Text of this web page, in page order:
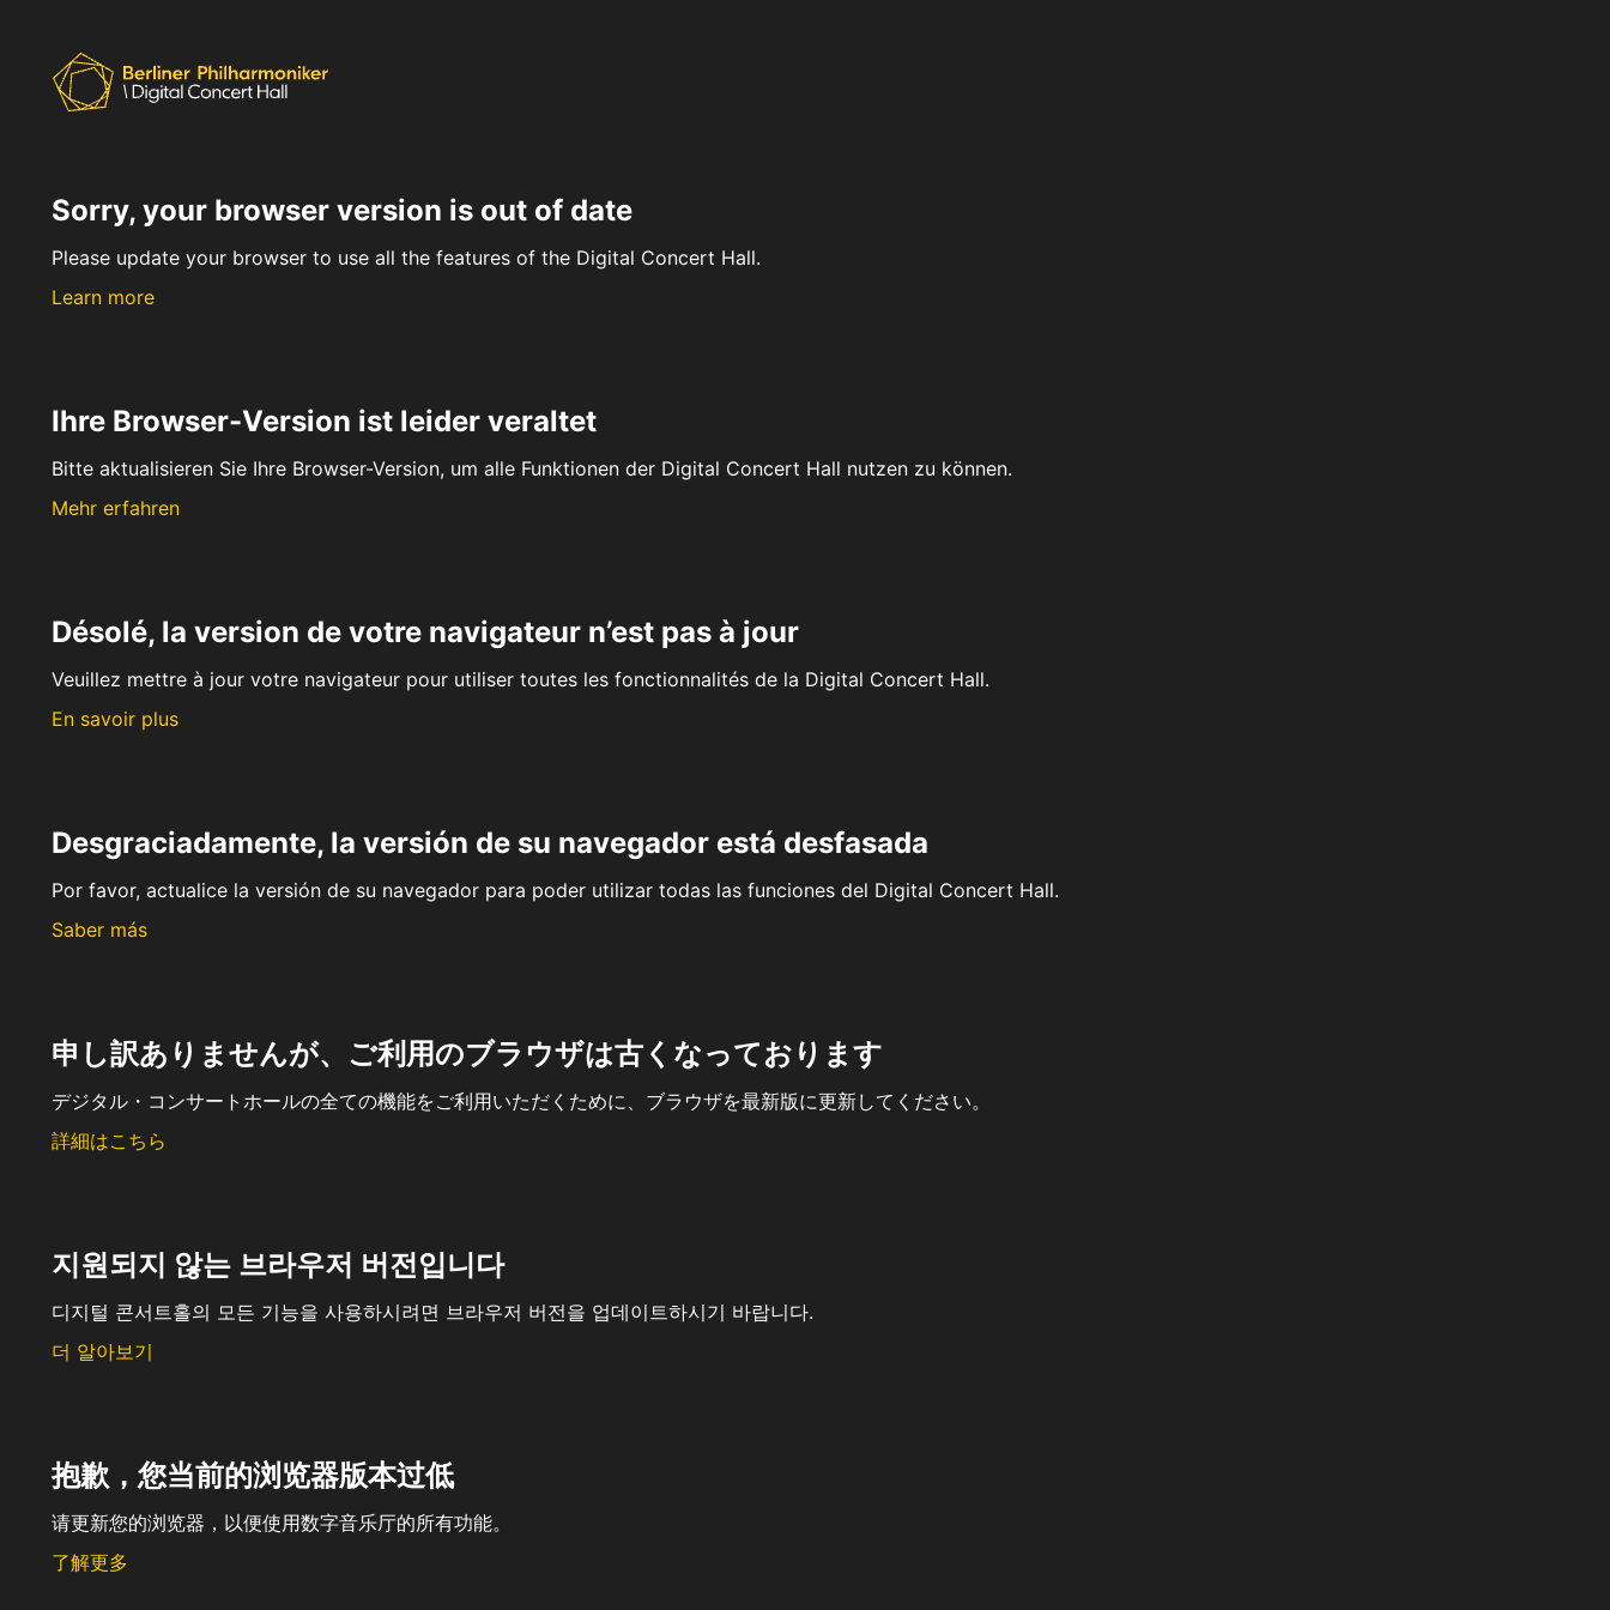
Sorry, your browser version is out of date
Please update your browser to use all the features of the Digital Concert Hall.
Learn more
Ihre Browser-Version ist leider veraltet
Bitte aktualisieren Sie Ihre Browser-Version, um alle Funktionen der Digital Concert Hall nutzen zu können.
Mehr erfahren
Désolé, la version de votre navigateur n’est pas à jour
Veuillez mettre à jour votre navigateur pour utiliser toutes les fonctionnalités de la Digital Concert Hall.
En savoir plus
Desgraciadamente, la versión de su navegador está desfasada
Por favor, actualice la versión de su navegador para poder utilizar todas las funciones del Digital Concert Hall.
Saber más
申し訳ありませんが、ご利用のブラウザは古くなっております
デジタル・コンサートホールの全ての機能をご利用いただくために、ブラウザを最新版に更新してください。
詳細はこちら
지원되지 않는 브라우저 버전입니다
디지털 콘서트홀의 모든 기능을 사용하시려면 브라우저 버전을 업데이트하시기 바랍니다.
더 알아보기
抱歉，您当前的浏览器版本过低
请更新您的浏览器，以便使用数字音乐厅的所有功能。
了解更多